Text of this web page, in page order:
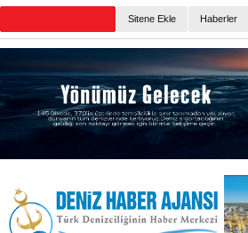
Sitene Ekle Haberler